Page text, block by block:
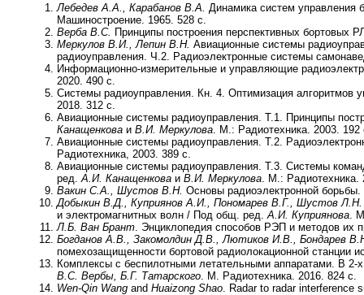
Лебедев А.А., Карабанов В.А.
Динамика систем
Машиностроение. 1965. 528 с.
Верба В.С. Принципы построения перспективных бортовых
Меркулов В.И., Лепин В.Н. Авиационные системы
радиоуправления. Ч.2. Радиоэлектронные системы
Информационно-измерительные и управляющие
2020. 490 с.
Системы радиоуправления. Кн. 4. Оптимизация алгоритмов
2018. 312 с.
Авиационные системы радиоуправления. Т.1. Принципы
Канащенкова и В.И. Меркулова . М.: Радиотехника. 2003. 192
Авиационные системы радиоуправления. Т.2.
Радиотехника, 2003. 389 с.
Авиационные системы радиоуправления. Т.3. Системы
ред. А.И. Канащенкова и В.И. Меркулова . М.: Радиотехника.
Вакин С.А., Шустов В.Н. Основы радиоэлектронной
Добыкин В.Д., Куприянов А.И., Пономарев В.Г., Шустов Л.Н.
и электромагнитных волн / Под общ. ред. А.И. Куприянова .
Л.Б. Ван Брант . Энциклопедия способов РЭП и методов их
Богданов А.В., Закомолдин Д.В., Лютиков И.В., Бондарев
помехозащищенности бортовой радиолокационной станции
Комплексы с беспилотными летательными аппаратами. В
В.С. Вербы, Б.Г. Татарского . М. Радиотехника. 2016. 824 с.
Wen-Qin Wang and Huaizong Shao . Radar to radar